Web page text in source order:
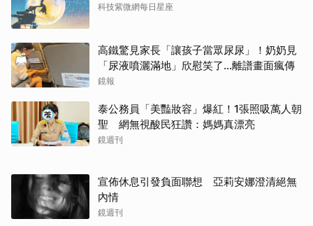
科技紫微網每日星座
高鐵驚見家長「讓孩子當眾尿尿」！奶奶見
「尿液噴灑滿地」欣慰笑了…離譜畫面瘋傳
鏡報
泰公務員「美豔妝容」爆紅！1張照吸萬人朝
聖 網無視酸民狂讚：媽媽真漂亮
鏡週刊
宣佈休息引發負面聯想 亞莉安娜澄清絕無
內情
鏡週刊